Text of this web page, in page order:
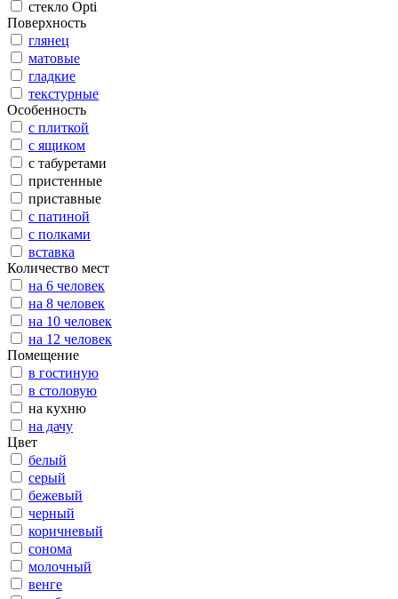
стекло Opti
Поверхность
глянец
матовые
гладкие
текстурные
Особенность
с плиткой
с ящиком
с табуретами
пристенные
приставные
с патиной
с полками
вставка
Количество мест
на 6 человек
на 8 человек
на 10 человек
на 12 человек
Помещение
в гостиную
в столовую
на кухню
на дачу
Цвет
белый
серый
бежевый
черный
коричневый
сонома
молочный
венге